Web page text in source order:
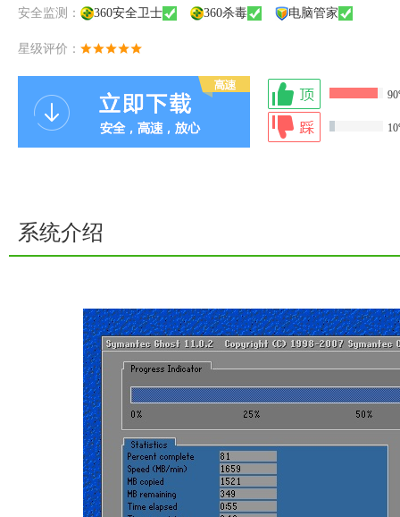
安全监测： 360安全卫士 360杀毒 电脑管家
星级评价：
系统介绍